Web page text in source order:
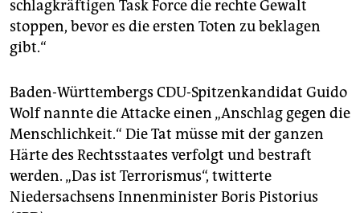
schlagkräftigen Task Force die rechte Gewalt
stoppen, bevor es die ersten Toten zu beklagen
gibt.“
Baden-Württembergs CDU-Spitzenkandidat Guido
Wolf nannte die Attacke einen „Anschlag gegen die
Menschlichkeit.“ Die Tat müsse mit der ganzen
Härte des Rechtsstaates verfolgt und bestraft
werden. „Das ist Terrorismus“, twitterte
Niedersachsens Innenminister Boris Pistorius